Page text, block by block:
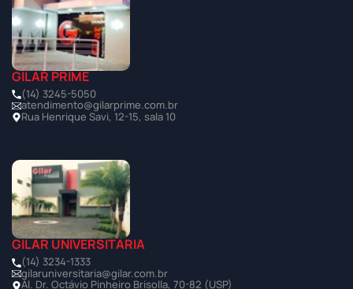
GILAR PRIME
(14) 3245-5050
atendimento@gilarprime.com.br
Rua Henrique Savi, 12-15, sala 10
GILAR UNIVERSITÁRIA
(14) 3234-1333
gilaruniversitaria@gilar.com.br
Al. Dr. Octávio Pinheiro Brisolla, 70-82 (USP)